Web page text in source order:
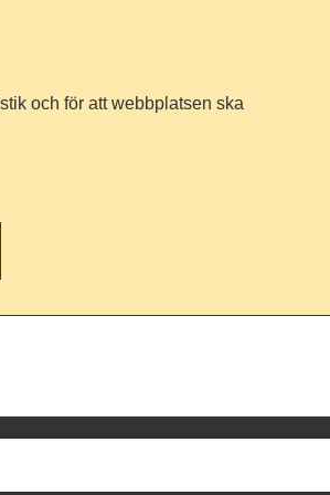
och för att webbplatsen ska